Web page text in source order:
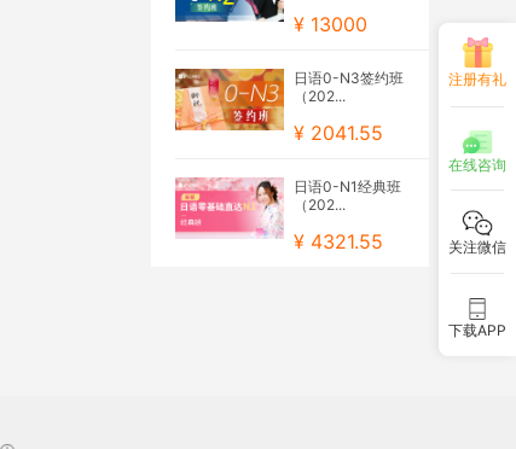
¥ 13000
日语0-N3签约班
（202...
¥ 2041.55
日语0-N1经典班
（202...
¥ 4321.55
注册有礼
在线咨询
关注微信
下载APP